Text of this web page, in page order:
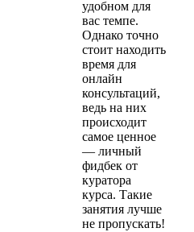
удобном для
вас темпе.
Однако точно
стоит находить
время для
онлайн
консультаций,
ведь на них
происходит
самое ценное
— личный
фидбек от
куратора
курса. Такие
занятия лучше
не пропускать!